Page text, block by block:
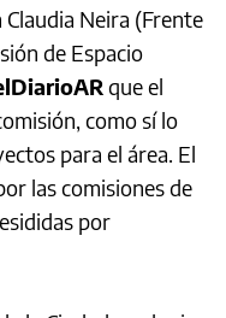
Neira (Frente
de Espacio
que el
como sí lo
para el área. El
las comisiones de
por